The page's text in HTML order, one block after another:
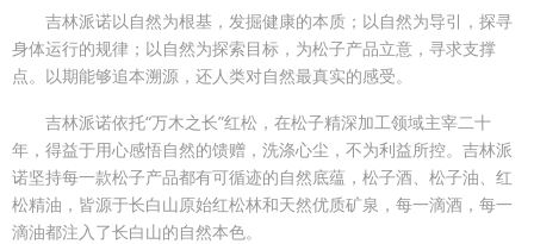
吉林派诺以自然为根基，发掘健康的本质；以自然为导引，探寻
身体运行的规律；以自然为探索目标，为松子产品立意，寻求支撑
点。以期能够追本溯源，还人类对自然最真实的感受。
吉林派诺依托“万木之长”红松，在松子精深加工领域主宰二十
年，得益于用心感悟自然的馈赠，洗涤心尘，不为利益所控。吉林派
诺坚持每一款松子产品都有可循迹的自然底蕴，松子酒、松子油、红
松精油，皆源于长白山原始红松林和天然优质矿泉，每一滴酒，每一
滴油都注入了长白山的自然本色。